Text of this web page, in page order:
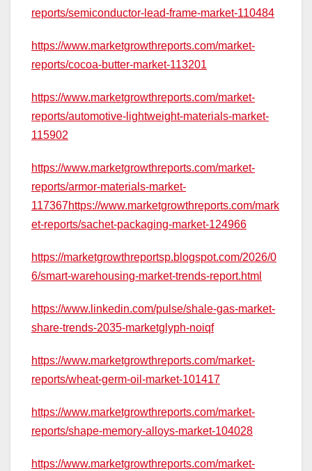
reports/semiconductor-lead-frame-market-110484
https://www.marketgrowthreports.com/market-
reports/cocoa-butter-market-113201
https://www.marketgrowthreports.com/market-
reports/automotive-lightweight-materials-market-
115902
https://www.marketgrowthreports.com/market-
reports/armor-materials-market-
117367https://www.marketgrowthreports.com/mark
et-reports/sachet-packaging-market-124966
https://marketgrowthreportsp.blogspot.com/2026/0
6/smart-warehousing-market-trends-report.html
https://www.linkedin.com/pulse/shale-gas-market-
share-trends-2035-marketglyph-noiqf
https://www.marketgrowthreports.com/market-
reports/wheat-germ-oil-market-101417
https://www.marketgrowthreports.com/market-
reports/shape-memory-alloys-market-104028
https://www.marketgrowthreports.com/market-